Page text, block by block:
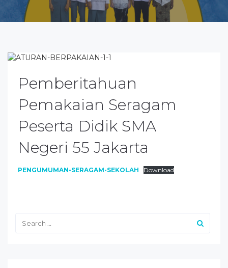
Pemberitahuan
Pemakaian Seragam
Peserta Didik SMA
Negeri 55 Jakarta
PENGUMUMAN-SERAGAM-SEKOLAH Download